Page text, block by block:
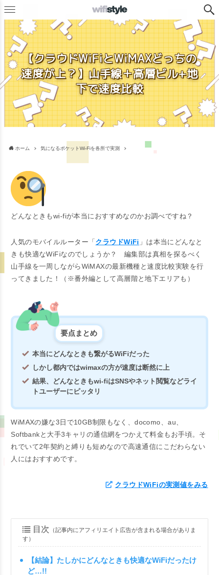
【クラウドWiFiとWiMAXどっちの
速度が上？】山手線＋高層ビル+地
下で速度比較
ホーム 気になるポケットWi-Fiを各所で実測
どんなときもwi-fiが本当におすすめなのかお調べですね？
人気のモバイルルーター「クラウドWiFi 」は本当にどんなと
きも快適なWiFiなのでしょうか？ 編集部は真相を探るべく
山手線を一周しながらWiMAXの最新機種と速度比較実験を行
ってきました！（※番外編として高層階と地下エリアも）
要点まとめ
本当にどんなときも繋がるWiFiだった
しかし都内ではwimaxの方が速度は断然に上
結果、どんなときもwi-fiはSNSやネット閲覧などライ
トユーザーにピッタリ
WiMAXの嫌な3日で10GB制限もなく、docomo、au、
Softbankと大手3キャリの通信網をつかえて料金もお手頃。そ
れでいて2年契約と縛りも短めなので高速通信にこだわらない
人にはおすすめです。
クラウドWiFiの実測値をみる
目次 （記事内にアフィリエイト広告が含まれる場合がありま
す）
【結論】たしかにどんなときも快適なWiFiだったけ
ど…!!